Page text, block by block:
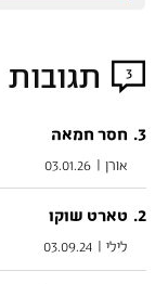
3 תגובות
3
. חסר חמאה
אורן |
03.01.26
2
. טארט שוקו
לילי |
03.09.24